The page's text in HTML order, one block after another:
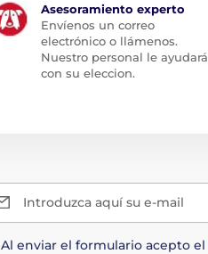
Asesoramiento experto
Envíenos un correo
electrónico o llámenos.
Nuestro personal le ayudará
con su eleccion.
Introduzca aquí su e-mail
Al enviar el formulario acepto el